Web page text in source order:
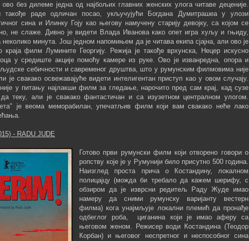
без дилеме једна од најбољих главних женских улога читаве деценије.
такође раде одличан посао, укључујући Богдана Думитрашеа у улози
сина и Илинку Гоју као његову намучену старију девојку, са којом се
не слаже. Дивно је видети Влада Иванова како опет игра хуљу и гњиду,
минута. Још једном напомињем да је читава екипа сјајна, али ово је
краја филм Лумините Георгију. Режија је такође врхунска, Нецер искусно
у средиште акције помоћу камере из руке. Ово је изванредна, опора и
себичности и савременог друштва, што у румунским филмовима није
је свакако освежавајуће видети интелигентан приступ као у овом случају.
у питању најлакши филм за гледање, нарочито пред сам крај, кад сузе
да теку, али је свакако фантастичан и са изузетном централном улогом.
је веома меморабилан, упечатљив филм који вам свакако неће лако
- RADU JUDE
Готово први румунски филм који отворено говори о
ропству које је у Румунији било присутно 500 година.
Наизглед проста прича о Костандину, локалном
полицајцу (можда би требало да кажем шерифу, с
обзиром да је изврсни редитељ Раду Жуде имао
намеру да сними румунску варијанту вестерн
филма) кога унајмљује локални племић да пронађе
одбеглог роба, циганина који је имао аферу са
његовом женом. Режисер води Костандина (Теодор
Корбан) и његовог неспретног и неспособног сина